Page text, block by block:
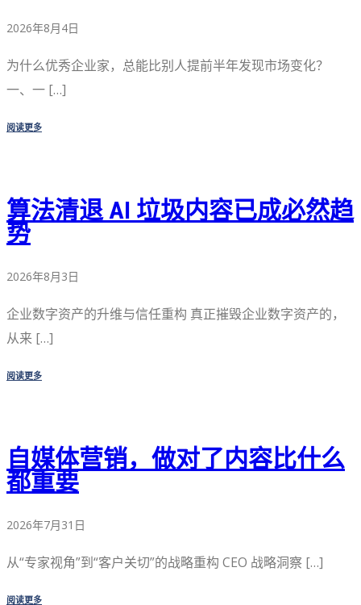
2026年8月4日
为什么优秀企业家，总能比别人提前半年发现市场变化？
一、一 […]
阅读更多
算法清退 AI 垃圾内容已成必然趋
势
2026年8月3日
企业数字资产的升维与信任重构 真正摧毁企业数字资产的，
从来 […]
阅读更多
自媒体营销，做对了内容比什么
都重要
2026年7月31日
从“专家视角”到“客户关切”的战略重构 CEO 战略洞察 […]
阅读更多